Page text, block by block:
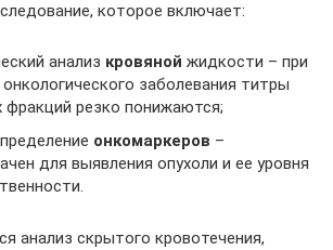
которое включает:
анализ кровяной жидкости – при
заболевания титры
фракций резко понижаются;
онкомаркеров –
для выявления опухоли и ее уровня
анализ скрытого кровотечения,